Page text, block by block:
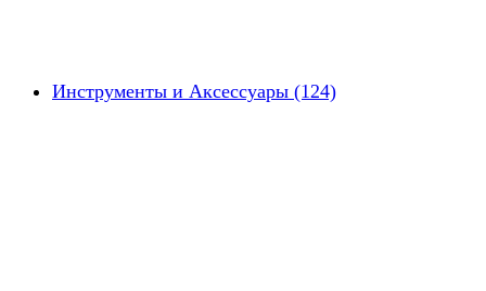
Инструменты и Аксессуары (124)